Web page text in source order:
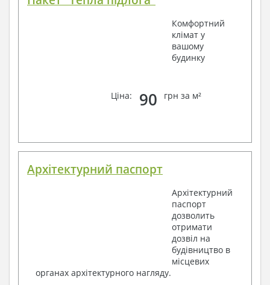
Комфортний
клімат у
вашому
будинку
Ціна: 90 грн за м²
Архітектурний паспорт
Архітектурний
паспорт
дозволить
отримати
дозвіл на
будівництво в
місцевих
органах архітектурного нагляду.